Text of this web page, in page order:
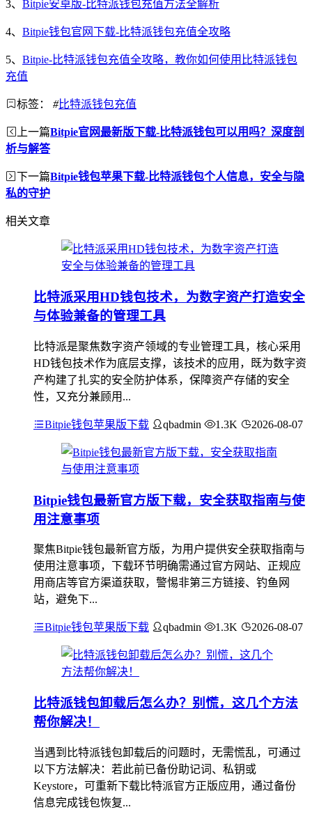
3、 Bitpie安卓版-比特派钱包充值方法全解析
4、 Bitpie钱包官网下载-比特派钱包充值全攻略
5、 Bitpie-比特派钱包充值全攻略，教你如何使用比特派钱包
充值
标签： #比特派钱包充值
上一篇Bitpie官网最新版下载-比特派钱包可以用吗？深度剖
析与解答
下一篇Bitpie钱包苹果下载-比特派钱包个人信息，安全与隐
私的守护
相关文章
比特派采用HD钱包技术，为数字资产打造安全
与体验兼备的管理工具
比特派是聚焦数字资产领域的专业管理工具，核心采用
HD钱包技术作为底层支撑，该技术的应用，既为数字资
产构建了扎实的安全防护体系，保障资产存储的安全
性，又充分兼顾用...
Bitpie钱包苹果版下载 qbadmin 1.3K 2026-08-07
Bitpie钱包最新官方版下载，安全获取指南与使
用注意事项
聚焦Bitpie钱包最新官方版，为用户提供安全获取指南与
使用注意事项，下载环节明确需通过官方网站、正规应
用商店等官方渠道获取，警惕非第三方链接、钓鱼网
站，避免下...
Bitpie钱包苹果版下载 qbadmin 1.3K 2026-08-07
比特派钱包卸载后怎么办？别慌，这几个方法
帮你解决！
当遇到比特派钱包卸载后的问题时，无需慌乱，可通过
以下方法解决：若此前已备份助记词、私钥或
Keystore，可重新下载比特派官方正版应用，通过备份
信息完成钱包恢复...